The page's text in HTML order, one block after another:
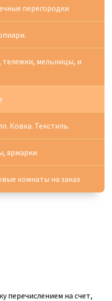
перегородки
мельницы, и
Ковка. Текстиль.
ярмарки
комнаты на заказ
перечислением на счет,